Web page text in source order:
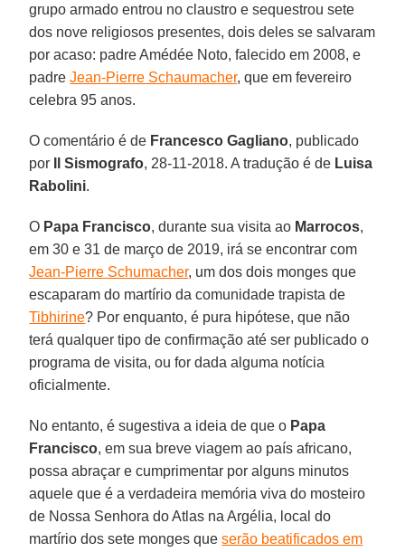
grupo armado entrou no claustro e sequestrou sete
dos nove religiosos presentes, dois deles se salvaram
por acaso: padre Amédée Noto, falecido em 2008, e
padreJean-Pierre Schaumacher, que em fevereiro
celebra 95 anos.
O comentário é de Francesco Gagliano, publicado
por
Il Sismografo, 28-11-2018. A tradução é de Luisa
Rabolini.
O Papa Francisco, durante sua visita ao Marrocos,
em 30 e 31 de março de 2019, irá se encontrar com
Jean-Pierre Schumacher, um dos dois monges que
escaparam do martírio da comunidade trapista de
Tibhirine? Por enquanto, é pura hipótese, que não
terá qualquer tipo de confirmação até ser publicado o
programa de visita, ou for dada alguma notícia
oficialmente.
No entanto, é sugestiva a ideia de que o Papa
Francisco, em sua breve viagem ao país africano,
possa abraçar e cumprimentar por alguns minutos
aquele que é a verdadeira memória viva do mosteiro
de Nossa Senhora do Atlas na Argélia, local do
martírio dos sete monges queserão beatificados em